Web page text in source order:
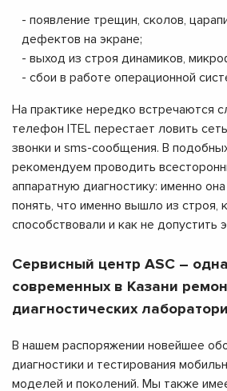
- появление трещин, сколов,
дефектов на экране;
- выход из строя динамиков,
- сбои в работе операционной
На практике нередко встречаются
телефон ITEL перестает ловить
звонки и sms-сообщения. В
рекомендуем проводить
аппаратную диагностику: именно
понять, что именно вышло из строя,
способствовали и как не допустить
Сервисный центр ASC –
современных в Казани
диагностических
В нашем распоряжении новейшее
диагностики и тестирования
моделей и поколений. Мы также